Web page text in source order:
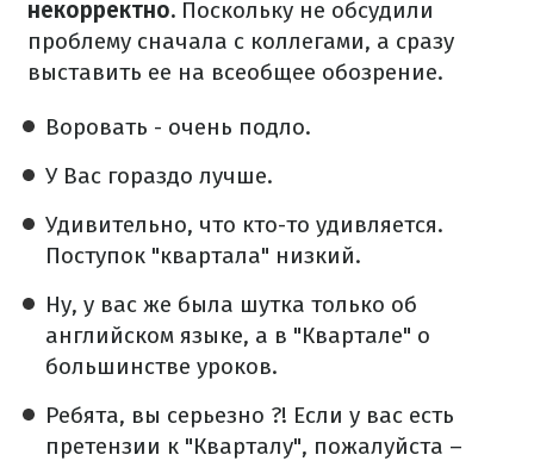
некорректно. Поскольку не обсудили
проблему сначала с коллегами, а сразу
выставить ее на всеобщее обозрение.
Воровать - очень подло.
У Вас гораздо лучше.
Удивительно, что кто-то удивляется.
Поступок "квартала" низкий.
Ну, у вас же была шутка только об
английском языке, а в "Квартале" о
большинстве уроков.
Ребята, вы серьезно ?! Если у вас есть
претензии к "Кварталу", пожалуйста –